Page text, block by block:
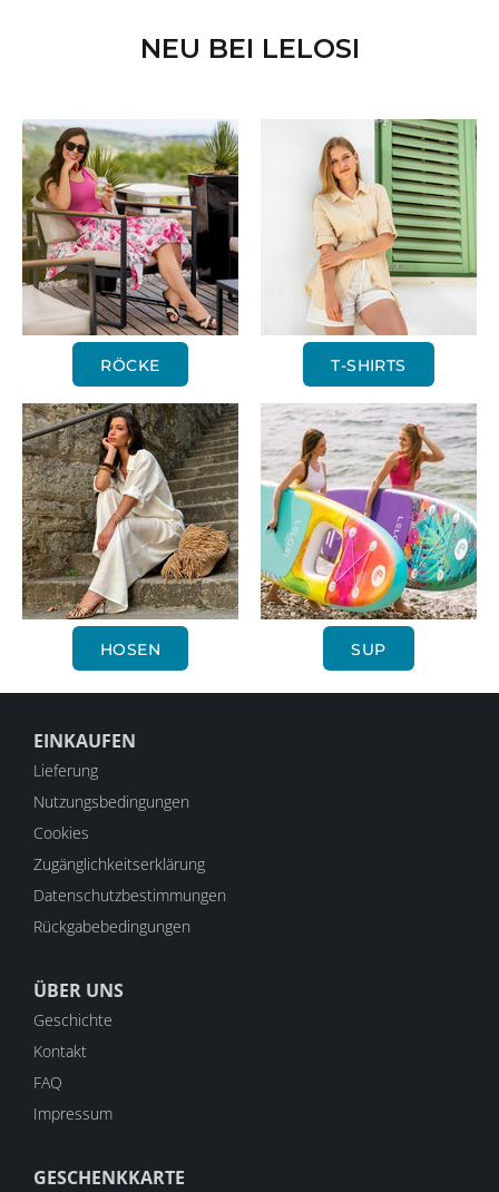
NEU BEI LELOSI
RÖCKE T-SHIRTS
HOSEN SUP
EINKAUFEN
Lieferung
Nutzungsbedingungen
Cookies
Zugänglichkeitserklärung
Datenschutzbestimmungen
Rückgabebedingungen
ÜBER UNS
Geschichte
Kontakt
FAQ
Impressum
GESCHENKKARTE